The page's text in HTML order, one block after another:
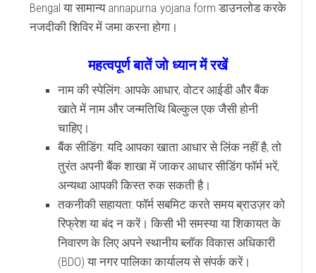
Bengal या सामान्य annapurna yojana form डाउनलोड करके
नजदीकी शिविर में जमा करना होगा।
महत्वपूर्ण बातें जो ध्यान में रखें
नाम की स्पेलिंग: आपके आधार, वोटर आईडी और बैंक
खाते में नाम और जन्मतिथि बिल्कुल एक जैसी होनी
चाहिए।
बैंक सीडिंग: यदि आपका खाता आधार से लिंक नहीं है, तो
तुरंत अपनी बैंक शाखा में जाकर आधार सीडिंग फॉर्म भरें,
अन्यथा आपकी किस्त रुक सकती है।
तकनीकी सहायता: फॉर्म सबमिट करते समय ब्राउज़र को
रिफ्रेश या बंद न करें। किसी भी समस्या या शिकायत के
निवारण के लिए अपने स्थानीय ब्लॉक विकास अधिकारी
(BDO) या नगर पालिका कार्यालय से संपर्क करें।